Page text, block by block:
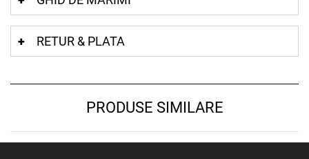
RETUR & PLATA
PRODUSE SIMILARE